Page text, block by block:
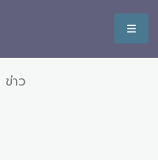
ข่าว